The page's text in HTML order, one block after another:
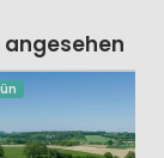
angesehen